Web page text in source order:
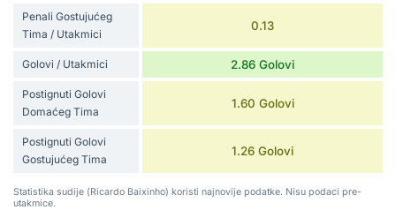
Penali Gostujućeg
Tima / Utakmici
0.13
Golovi / Utakmici 2.86 Golovi
Postignuti Golovi
Domaćeg Tima
1.60 Golovi
Postignuti Golovi
Gostujućeg Tima
1.26 Golovi
Statistika sudije (Ricardo Baixinho) koristi najnovije podatke. Nisu podaci pre-
utakmice.